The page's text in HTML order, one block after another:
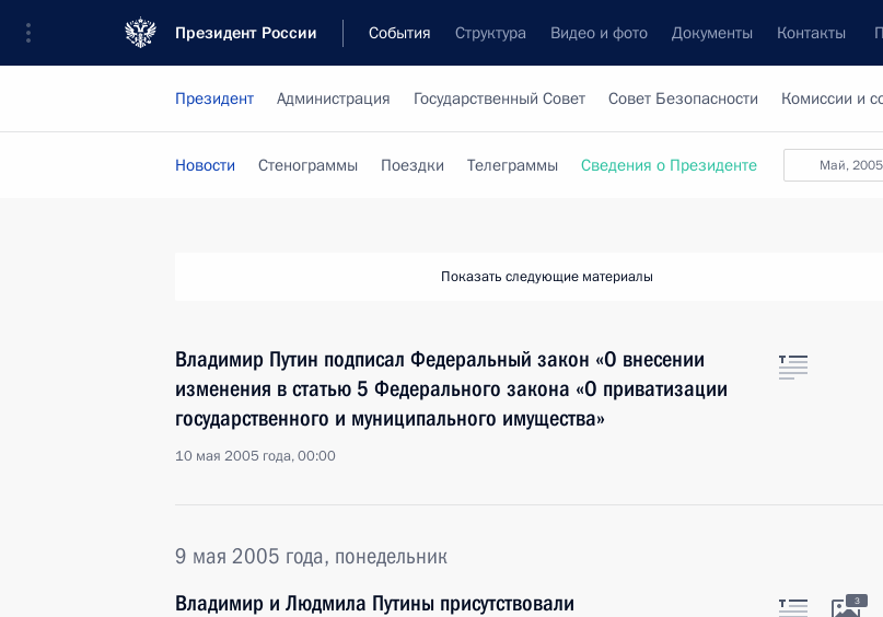
Президент России События Структура Видео и фото Документы Контакты
Президент Администрация Государственный Совет Совет Безопасности Комиссии и
май, 2005
Новости Стенограммы Поездки Телеграммы Сведения о Президенте
Показать следующие материалы
Владимир Путин подписал Федеральный закон «О внесении
изменения в статью 5 Федерального закона «О приватизации
государственного и муниципального имущества»
10 мая 2005 года, 00:00
9 мая 2005 года, понедельник
Владимир и Людмила Путины присутствовали
3